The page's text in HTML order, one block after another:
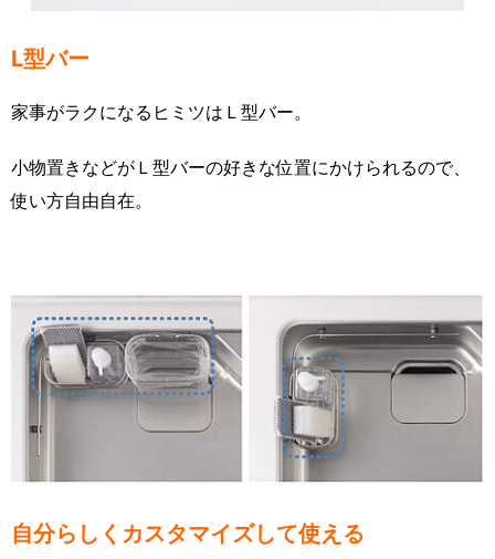
L型バー
家事がラクになるヒミツはＬ型バー。
小物置きなどがＬ型バーの好きな位置にかけられるので、
使い方自由自在。
自分らしくカスタマイズして使える